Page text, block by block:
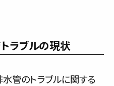
ラブルの現状
水管のトラブルに関する